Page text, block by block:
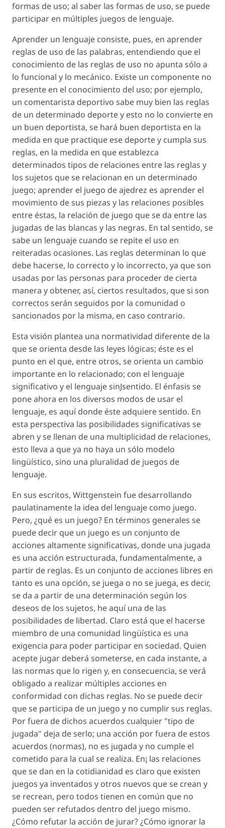
formas de uso; al saber las formas de uso, se puede
participar en múltiples juegos de lenguaje.
Aprender un lenguaje consiste, pues, en aprender
reglas de uso de las palabras, entendiendo que el
conocimiento de las reglas de uso no apunta sólo a
lo funcional y lo mecánico. Existe un componente no
presente en el conocimiento del uso; por ejemplo,
un comentarista deportivo sabe muy bien las reglas
de un determinado deporte y esto no lo convierte en
un buen deportista, se hará buen deportista en la
medida en que practique ese deporte y cumpla sus
reglas, en la medida en que establezca
determinados tipos de relaciones entre las reglas y
los sujetos que se relacionan en un determinado
juego; aprender el juego de ajedrez es aprender el
movimiento de sus piezas y las relaciones posibles
entre éstas, la relación de juego que se da entre las
jugadas de las blancas y las negras. En tal sentido, se
sabe un lenguaje cuando se repite el uso en
reiteradas ocasiones. Las reglas determinan lo que
debe hacerse, lo correcto y lo incorrecto, ya que son
usadas por las personas para proceder de cierta
manera y obtener, así, ciertos resultados, que si son
correctos serán seguidos por la comunidad o
sancionados por la misma, en caso contrario.
Esta visión plantea una normatividad diferente de la
que se orienta desde las leyes lógicas; éste es el
punto en el que, entre otros, se orienta un cambio
importante en lo relacionado; con el lenguaje
significativo y el lenguaje sinJsentido. El énfasis se
pone ahora en los diversos modos de usar el
lenguaje, es aquí donde éste adquiere sentido. En
esta perspectiva las posibilidades significativas se
abren y se llenan de una multiplicidad de relaciones,
esto lleva a que ya no haya un sólo modelo
lingüístico, sino una pluralidad de juegos de
lenguaje.
En sus escritos, Wittgenstein fue desarrollando
paulatinamente la idea del lenguaje como juego.
Pero, ¿qué es un juego? En términos generales se
puede decir que un juego es un conjunto de
acciones altamente significativas, donde una jugada
es una acción estructurada, fundamentalmente, a
partir de reglas. Es un conjunto de acciones libres en
tanto es una opción, se juega o no se juega, es decir,
se da a partir de una determinación según los
deseos de los sujetos, he aquí una de las
posibilidades de libertad. Claro está que el hacerse
miembro de una comunidad lingüística es una
exigencia para poder participar en sociedad. Quien
acepte jugar deberá someterse, en cada instante, a
las normas que lo rigen y, en consecuencia, se verá
obligado a realizar múltiples acciones en
conformidad con dichas reglas. No se puede decir
que se participa de un juego y no cumplir sus reglas.
Por fuera de dichos acuerdos cualquier "tipo de
jugada" deja de serlo; una acción por fuera de estos
acuerdos (normas), no es jugada y no cumple el
cometido para la cual se realiza. En¡ las relaciones
que se dan en la cotidianidad es claro que existen
juegos ya inventados y otros nuevos que se crean y
se recrean, pero todos tienen en común que no
pueden ser refutados dentro del juego mismo.
¿Cómo refutar la acción de jurar? ¿Cómo ignorar la